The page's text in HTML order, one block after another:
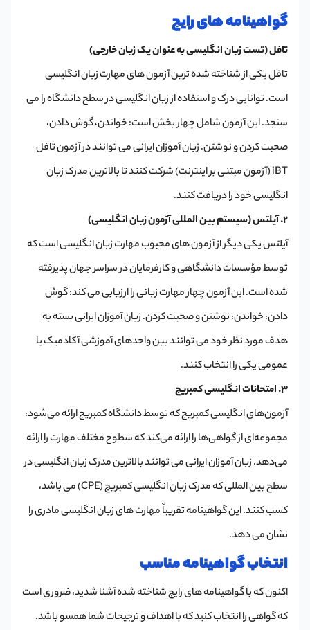
گواهینامه های رایج
تافل (تست زبان انگلیسی به عنوان یک زبان خارجی)
تافل یکی از شناخته شده ترین آزمون های مهارت زبان انگلیسی
است. توانایی درک و استفاده از زبان انگلیسی در سطح دانشگاه را می
سنجد. این آزمون شامل چهار بخش است: خواندن، گوش دادن،
صحبت کردن و نوشتن. زبان آموزان ایرانی می توانند در آزمون تافل
iBT (آزمون مبتنی بر اینترنت) شرکت کنند تا بالاترین مدرک زبان
انگلیسی خود را دریافت کنند.
2. آیلتس (سیستم بین المللی آزمون زبان انگلیسی)
آیلتس یکی دیگر از آزمون های محبوب مهارت زبان انگلیسی است که
توسط مؤسسات دانشگاهی و کارفرمایان در سراسر جهان پذیرفته
شده است. این آزمون چهار مهارت زبانی را ارزیابی می کند: گوش
دادن، خواندن، نوشتن و صحبت کردن. زبان آموزان ایرانی بسته به
هدف مورد نظر خود می توانند بین واحدهای آموزشی آکادمیک یا
عمومی یکی را انتخاب کنند.
3. امتحانات انگلیسی کمبریج
آزمون‌های انگلیسی کمبریج که توسط دانشگاه کمبریج ارائه می‌شود،
مجموعه‌ای از گواهی‌ها را ارائه می‌کند که سطوح مختلف مهارت را ارائه
می‌دهد. زبان آموزان ایرانی می توانند بالاترین مدرک زبان انگلیسی در
سطح بین المللی که مدرک زبان انگلیسی کمبریج (CPE) می باشد،
کسب کنند. این گواهینامه تقریباً مهارت های زبان انگلیسی مادری را
نشان می دهد.
انتخاب گواهینامه مناسب
اکنون که با گواهینامه های رایج شناخته شده آشنا شدید، ضروری است
که گواهی را انتخاب کنید که با اهداف و ترجیحات شما همسو باشد.